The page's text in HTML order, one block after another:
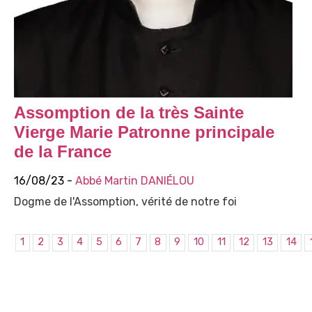
Assomption de la très Sainte
Vierge Marie Patronne principale
de la France
16/08/23 - Abbé Martin DANIÉLOU
Dogme de l'Assomption, vérité de notre foi
1 2 3 4 5 6 7 8 9 10 11 12 13 14